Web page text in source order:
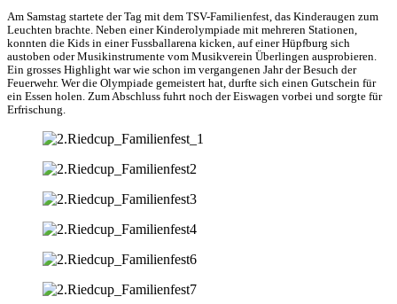
Am Samstag startete der Tag mit dem TSV-Familienfest, das Kinderaugen zum
Leuchten brachte. Neben einer Kinderolympiade mit mehreren Stationen,
konnten die Kids in einer Fussballarena kicken, auf einer Hüpfburg sich
austoben oder Musikinstrumente vom Musikverein Überlingen ausprobieren.
Ein grosses Highlight war wie schon im vergangenen Jahr der Besuch der
Feuerwehr. Wer die Olympiade gemeistert hat, durfte sich einen Gutschein für
ein Essen holen. Zum Abschluss fuhrt noch der Eiswagen vorbei und sorgte für
Erfrischung.